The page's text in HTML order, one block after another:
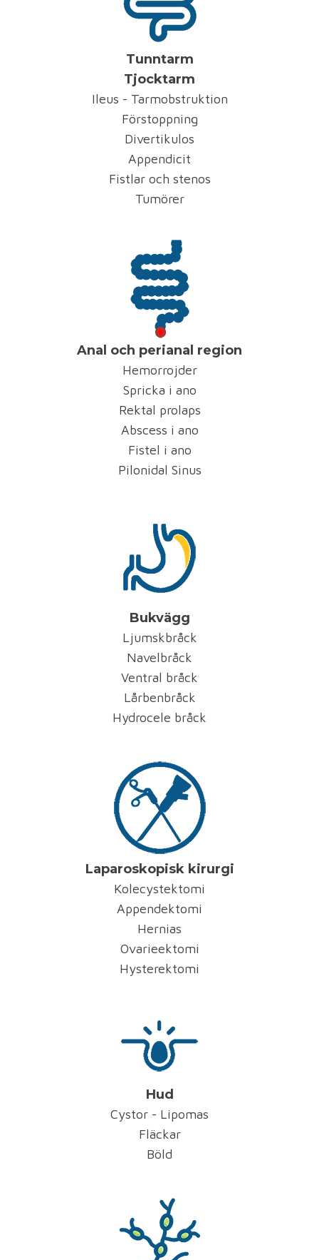
Tunntarm
Tjocktarm
Ileus - Tarmobstruktion
Förstoppning
Divertikulos
Appendicit
Fistlar och stenos
Tumörer
Anal och perianal region
Hemorrojder
Spricka i ano
Rektal prolaps
Abscess i ano
Fistel i ano
Pilonidal Sinus
Bukvägg
Ljumskbråck
Navelbråck
Ventral bråck
Lårbenbråck
Hydrocele bråck
Laparoskopisk kirurgi
Kolecystektomi
Appendektomi
Hernias
Ovarieektomi
Hysterektomi
Hud
Cystor - Lipomas
Fläckar
Böld